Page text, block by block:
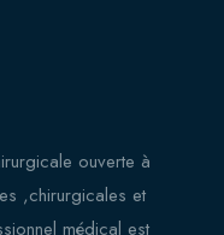
ouverte à
,chirurgicales et
médical est